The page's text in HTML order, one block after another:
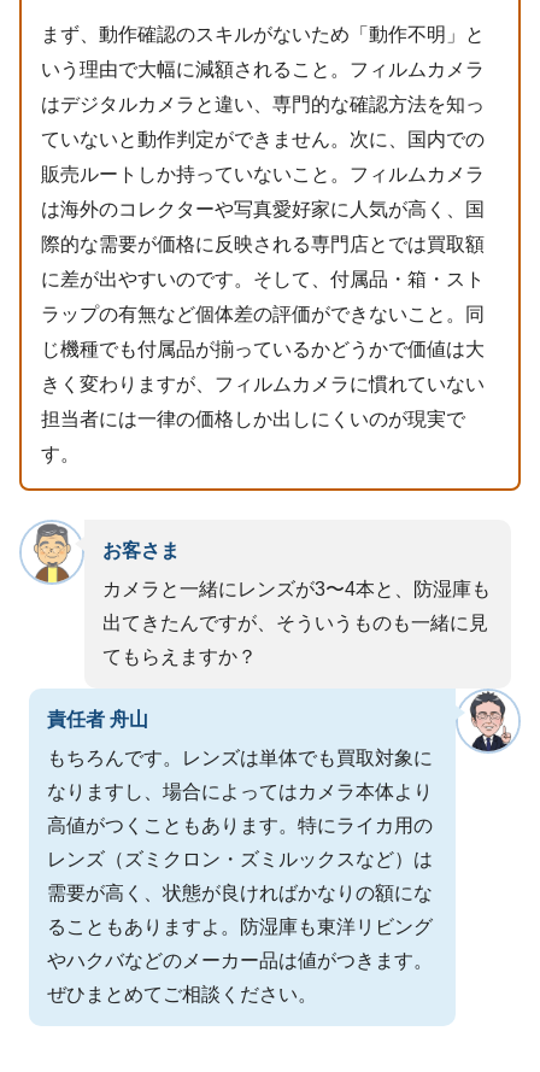
まず、動作確認のスキルがないため「動作不明」と
いう理由で大幅に減額されること。フィルムカメラ
はデジタルカメラと違い、専門的な確認方法を知っ
ていないと動作判定ができません。次に、国内での
販売ルートしか持っていないこと。フィルムカメラ
は海外のコレクターや写真愛好家に人気が高く、国
際的な需要が価格に反映される専門店とでは買取額
に差が出やすいのです。そして、付属品・箱・スト
ラップの有無など個体差の評価ができないこと。同
じ機種でも付属品が揃っているかどうかで価値は大
きく変わりますが、フィルムカメラに慣れていない
担当者には一律の価格しか出しにくいのが現実で
す。
お客さま
カメラと一緒にレンズが3〜4本と、防湿庫も
出てきたんですが、そういうものも一緒に見
てもらえますか？
責任者 舟山
もちろんです。レンズは単体でも買取対象に
なりますし、場合によってはカメラ本体より
高値がつくこともあります。特にライカ用の
レンズ（ズミクロン・ズミルックスなど）は
需要が高く、状態が良ければかなりの額にな
ることもありますよ。防湿庫も東洋リビング
やハクバなどのメーカー品は値がつきます。
ぜひまとめてご相談ください。